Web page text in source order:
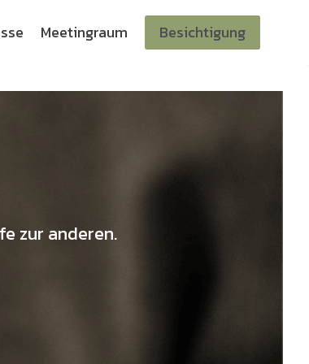
Meetingraum Besichtigung
zur anderen.